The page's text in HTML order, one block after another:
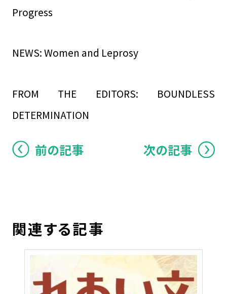
Progress
NEWS: Women and Leprosy
FROM THE EDITORS: BOUNDLESS
DETERMINATION
前の記事 次の記事
関連する記事